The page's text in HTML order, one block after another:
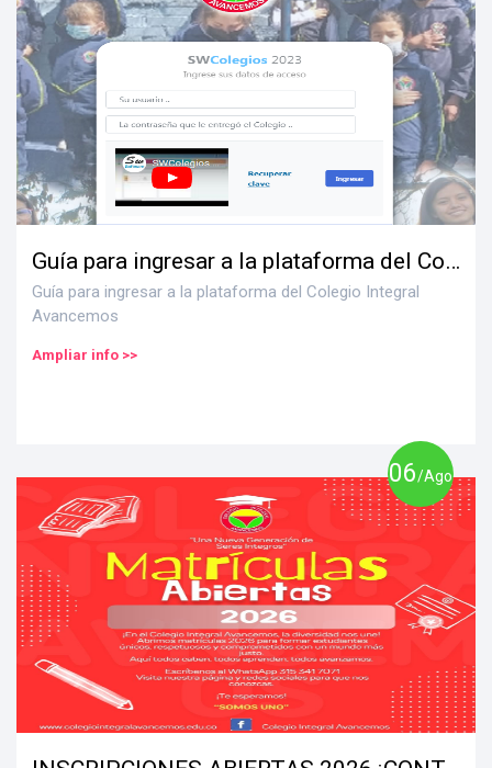
Guía para ingresar a la plataforma del Colegio
Guía para ingresar a la plataforma del Colegio Integral
Avancemos
Ampliar info >>
06/Ago